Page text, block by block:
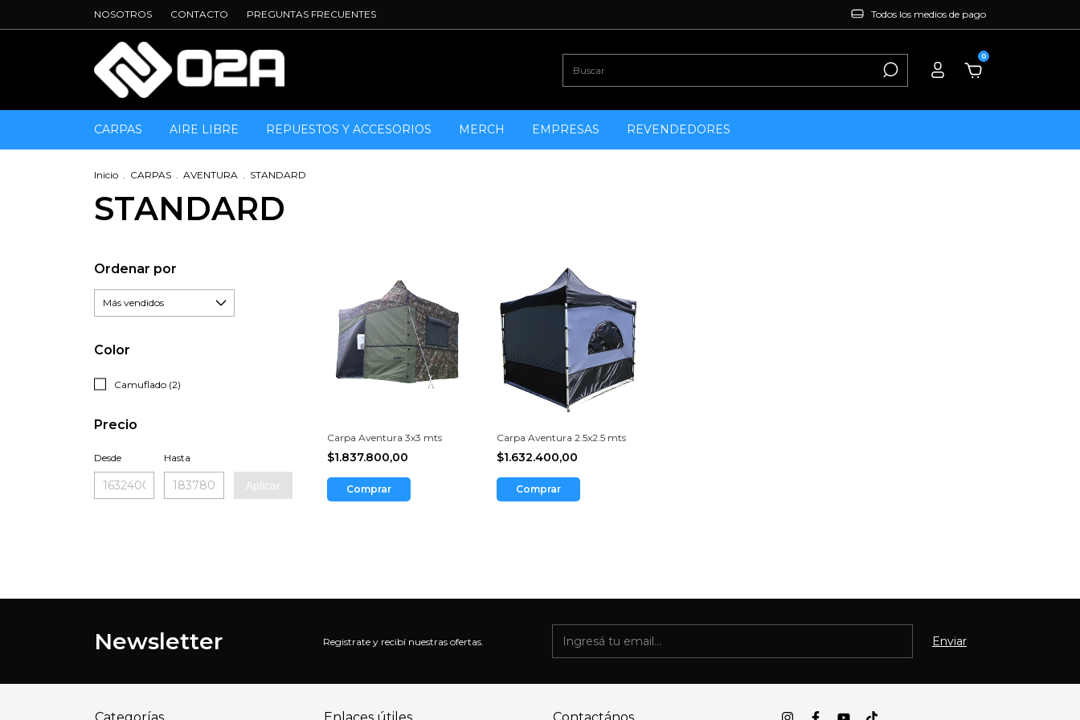
NOSOTROS CONTACTO PREGUNTAS FRECUENTES Todos los medios de pago
0
CARPAS AIRE LIBRE REPUESTOS Y ACCESORIOS MERCH EMPRESAS REVENDEDORES
Inicio . CARPAS . AVENTURA . STANDARD
STANDARD
Ordenar por
Color
Camuflado (2)
Precio
Desde Hasta
Aplicar
Carpa Aventura 3x3 mts
$1.837.800,00
Comprar
Carpa Aventura 2.5x2.5 mts
$1.632.400,00
Comprar
Newsletter Registrate y recibí nuestras ofertas.